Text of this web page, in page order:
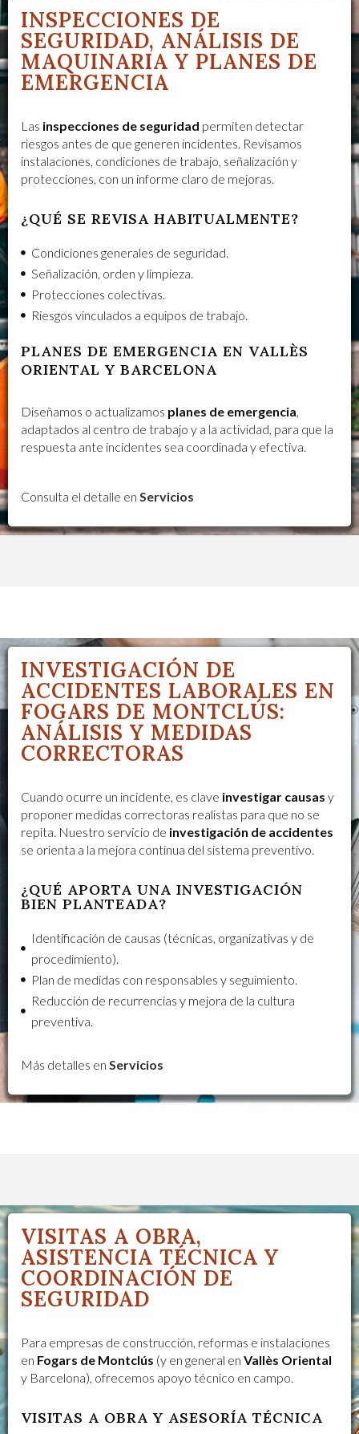
INSPECCIONES DE
SEGURIDAD, ANÁLISIS DE
MAQUINARIA Y PLANES DE
EMERGENCIA
Las inspecciones de seguridad permiten detectar
riesgos antes de que generen incidentes. Revisamos
instalaciones, condiciones de trabajo, señalización y
protecciones, con un informe claro de mejoras.
¿QUÉ SE REVISA HABITUALMENTE?
Condiciones generales de seguridad.
Señalización, orden y limpieza.
Protecciones colectivas.
Riesgos vinculados a equipos de trabajo.
PLANES DE EMERGENCIA EN VALLÈS
ORIENTAL Y BARCELONA
Diseñamos o actualizamos planes de emergencia,
adaptados al centro de trabajo y a la actividad, para que la
respuesta ante incidentes sea coordinada y efectiva.
Consulta el detalle en Servicios
INVESTIGACIÓN DE
ACCIDENTES LABORALES EN
FOGARS DE MONTCLÚS:
ANÁLISIS Y MEDIDAS
CORRECTORAS
Cuando ocurre un incidente, es clave investigar causas y
proponer medidas correctoras realistas para que no se
repita. Nuestro servicio de investigación de accidentes
se orienta a la mejora continua del sistema preventivo.
¿QUÉ APORTA UNA INVESTIGACIÓN
BIEN PLANTEADA?
Identificación de causas (técnicas, organizativas y de
procedimiento).
Plan de medidas con responsables y seguimiento.
Reducción de recurrencias y mejora de la cultura
preventiva.
Más detalles en Servicios
VISITAS A OBRA,
ASISTENCIA TÉCNICA Y
COORDINACIÓN DE
SEGURIDAD
Para empresas de construcción, reformas e instalaciones
en Fogars de Montclús (y en general en Vallès Oriental
y Barcelona), ofrecemos apoyo técnico en campo.
VISITAS A OBRA Y ASESORÍA TÉCNICA